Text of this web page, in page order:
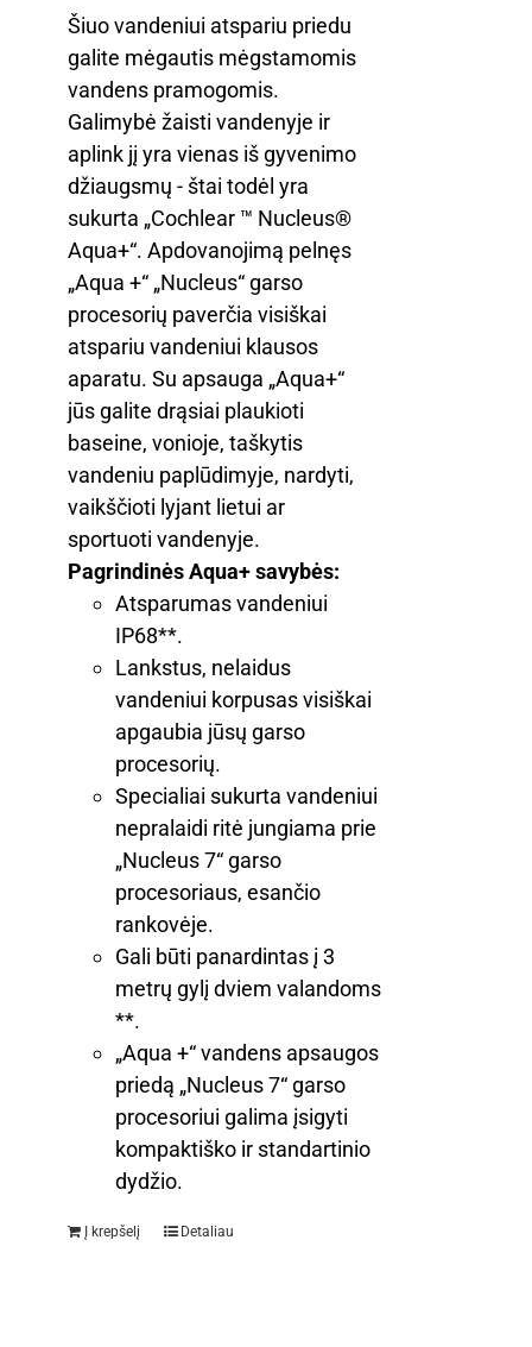
Šiuo vandeniui atspariu priedu
galite mėgautis mėgstamomis
vandens pramogomis.
Galimybė žaisti vandenyje ir
aplink jį yra vienas iš gyvenimo
džiaugsmų - štai todėl yra
sukurta „Cochlear ™ Nucleus®
Aqua+“. Apdovanojimą pelnęs
„Aqua +“ „Nucleus“ garso
procesorių paverčia visiškai
atspariu vandeniui klausos
aparatu. Su apsauga „Aqua+“
jūs galite drąsiai plaukioti
baseine, vonioje, taškytis
vandeniu paplūdimyje, nardyti,
vaikščioti lyjant lietui ar
sportuoti vandenyje.
Pagrindinės Aqua+ savybės:
Atsparumas vandeniui
IP68**.
Lankstus, nelaidus
vandeniui korpusas visiškai
apgaubia jūsų garso
procesorių.
Specialiai sukurta vandeniui
nepralaidi ritė jungiama prie
„Nucleus 7“ garso
procesoriaus, esančio
rankovėje.
Gali būti panardintas į 3
metrų gylį dviem valandoms
**.
„Aqua +“ vandens apsaugos
priedą „Nucleus 7“ garso
procesoriui galima įsigyti
kompaktiško ir standartinio
dydžio.
Į krepšelį Detaliau